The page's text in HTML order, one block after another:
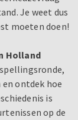
Je weet dus
moeten doen!
Holland
ontdek hoe
is
op de